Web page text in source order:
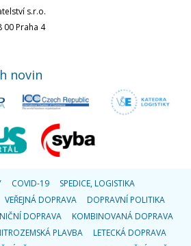
s.r.o.
00 Praha 4
novin
COVID-19
SPEDICE, LOGISTIKA
VEŘEJNÁ DOPRAVA
DOPRAVNÍ POLITIKA
DOPRAVA
KOMBINOVANÁ DOPRAVA
PLAVBA
LETECKÁ DOPRAVA